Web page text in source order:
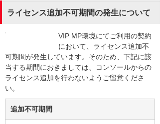
ライセンス追加不可期間の発生について
VIP MP環境にてご利用の契約
において、ライセンス追加不
可期間が発生しています。そのため、下記に該
当する期間におきましては、コンソールからの
ライセンス追加を行わないようご留意くださ
い。
追加不可期間